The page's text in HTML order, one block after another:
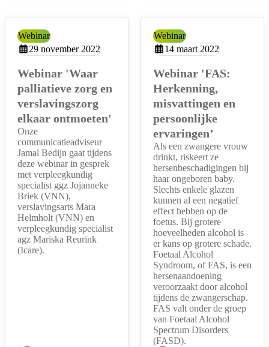
Webinar 'Waar
palliatieve zorg en
verslavingszorg
elkaar ontmoeten'
Categorie:
Webinar
Aangemaakt op:
29 november 2022
Onze
communicatieadviseur
Jamal Bedijn gaat tijdens
deze webinar in gesprek
met verpleegkundig
specialist ggz Jojanneke
Briek (VNN),
verslavingsarts Mara
Helmholt (VNN) en
verpleegkundig specialist
agz Mariska Reurink
(Icare).
Webinar 'FAS:
Herkenning,
misvattingen en
persoonlijke
ervaringen’
Categorie:
Webinar
Aangemaakt op:
14 maart 2022
Als een zwangere vrouw
drinkt, riskeert ze
hersenbeschadigingen bij
haar ongeboren baby.
Slechts enkele glazen
kunnen al een negatief
effect hebben op de
foetus. Bij grotere
hoeveelheden alcohol is
er kans op grotere schade.
Foetaal Alcohol
Syndroom, of FAS, is een
hersenaandoening
veroorzaakt door alcohol
tijdens de zwangerschap.
FAS valt onder de groep
van Foetaal Alcohol
Spectrum Disorders
(FASD).